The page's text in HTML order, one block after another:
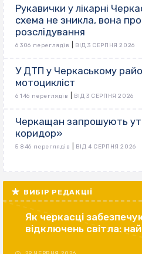
Рукавички у лікарні
схема не зникла, вона
розслідування
6 306 переглядів ВІД 3 СЕРПНЯ 2026
У ДТП у Черкаському
мотоцикліст
6 146 переглядів ВІД 3 СЕРПНЯ 2026
Черкащан запрошують
коридор»
5 846 переглядів ВІД 4 СЕРПНЯ 2026
ВИБІР РЕДАКЦІЇ
Як черкасці
відключень світла: